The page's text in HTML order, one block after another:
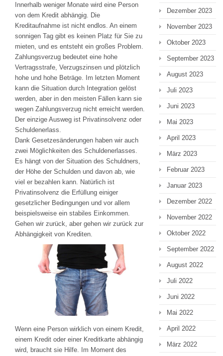
Innerhalb weniger Monate wird eine Person
von dem Kredit abhängig. Die
Kreditaufnahme ist nicht endlos. An einem
sonnigen Tag gibt es keinen Platz für Sie zu
mieten, und es entsteht ein großes Problem.
Zahlungsverzug bedeutet eine hohe
Vertragsstrafe, Verzugszinsen und plötzlich
hohe und hohe Beträge. Im letzten Moment
kann die Situation durch Integration gelöst
werden, aber in den meisten Fällen kann sie
wegen Zahlungsverzug nicht erreicht werden.
Der einzige Ausweg ist Privatinsolvenz oder
Schuldenerlass.
Dank Gesetzesänderungen haben wir auch
zwei Möglichkeiten des Schuldenerlasses.
Es hängt von der Situation des Schuldners,
der Höhe der Schulden und davon ab, wie
viel er bezahlen kann. Natürlich ist
Privatinsolvenz die Erfüllung einiger
gesetzlicher Bedingungen und vor allem
beispielsweise ein stabiles Einkommen.
Gehen wir zurück, aber gehen wir zurück zur
Abhängigkeit von Krediten.
Wenn eine Person wirklich von einem Kredit,
einem Kredit oder einer Kreditkarte abhängig
wird, braucht sie Hilfe. Im Moment des
Dezember 2023
November 2023
Oktober 2023
September 2023
August 2023
Juli 2023
Juni 2023
Mai 2023
April 2023
März 2023
Februar 2023
Januar 2023
Dezember 2022
November 2022
Oktober 2022
September 2022
August 2022
Juli 2022
Juni 2022
Mai 2022
April 2022
März 2022